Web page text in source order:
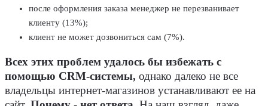
после оформления заказа менеджер не перезванивает
клиенту (13%);
клиент не может дозвониться сам (7%).
Всех этих проблем удалось бы избежать с
помощью CRM-системы, однако далеко не все
владельцы интернет-магазинов устанавливают ее на